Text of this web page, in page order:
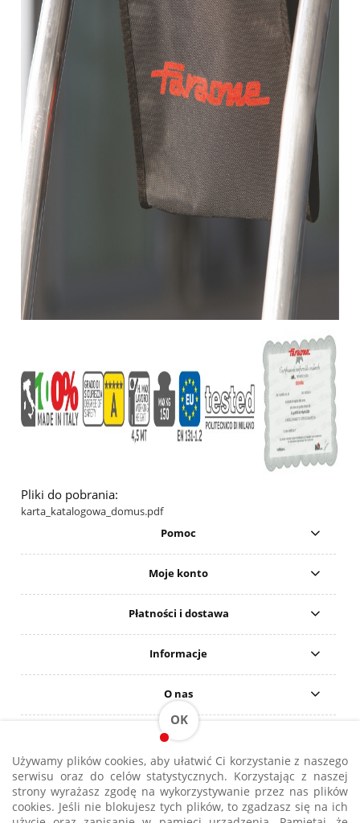
Pliki do pobrania:
karta_katalogowa_domus.pdf
Pomoc
Moje konto
Płatności i dostawa
Informacje
O nas
DO POBRANIA
A&K Projekt | drabina + rusztowanie od ręki | Sklepy: Gdańsk,
Warszawa, Wrocław |biuro@drabiny-rusztowania.pl | NIP:
5833485857 | REGON: 5261013430
Używamy plików cookies, aby ułatwić Ci korzystanie z naszego
serwisu oraz do celów statystycznych. Korzystając z naszej
strony wyrażasz zgodę na wykorzystywanie przez nas plików
cookies. Jeśli nie blokujesz tych plików, to zgadzasz się na ich
OK